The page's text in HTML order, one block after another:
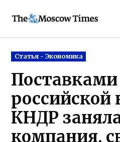
Posted
in
Статья - Экономика
Поставками
российской
КНДР
компания,